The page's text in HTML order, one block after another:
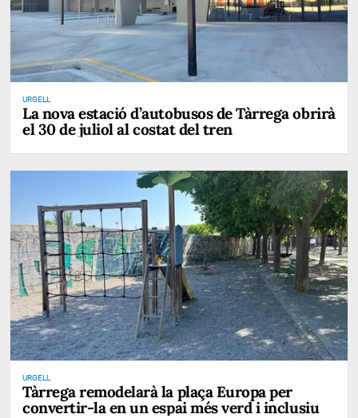
URGELL
La nova estació d’autobusos de Tàrrega obrirà
el 30 de juliol al costat del tren
URGELL
Tàrrega remodelarà la plaça Europa per
convertir-la en un espai més verd i inclusiu